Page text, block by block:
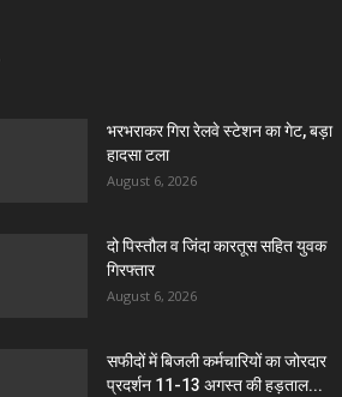
भरभराकर गिरा रेलवे स्टेशन का गेट, बड़ा
हादसा टला
August 6, 2026
दो पिस्तौल व जिंदा कारतूस सहित युवक
गिरफ्तार
August 6, 2026
सफीदों में बिजली कर्मचारियों का जोरदार
प्रदर्शन 11-13 अगस्त की हड़ताल...